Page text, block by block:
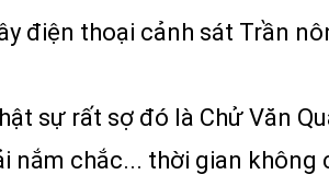
điện thoại cảnh sát Trần
sự rất sợ đó là Chử Văn
nắm chắc... thời gian không